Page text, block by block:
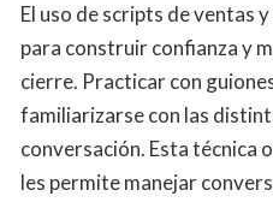
El uso de scripts de ventas
para construir confianza y
cierre. Practicar con
familiarizarse con las
conversación. Esta técnica
les permite manejar